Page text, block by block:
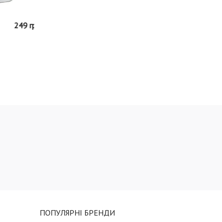
249 грн
ПОПУЛЯРНІ БРЕНДИ